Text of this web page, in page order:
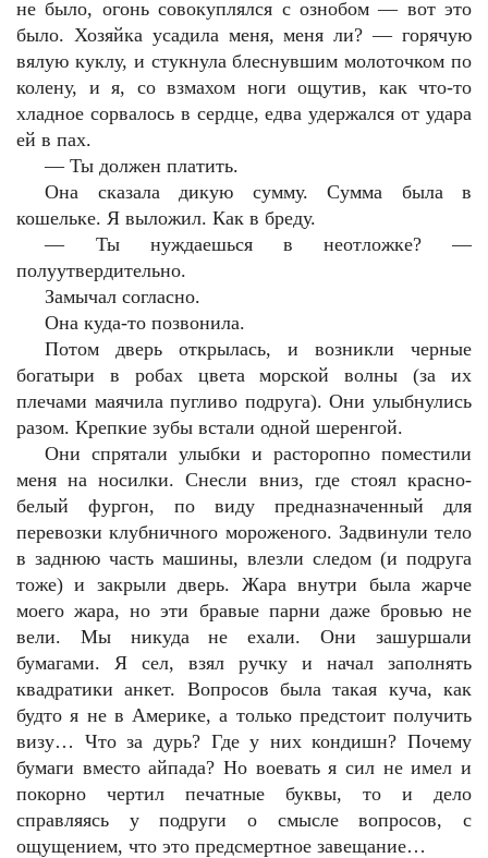
не было, огонь совокуплялся с ознобом — вот это
было. Хозяйка усадила меня, меня ли? — горячую
вялую куклу, и стукнула блеснувшим молоточком по
колену, и я, со взмахом ноги ощутив, как что-то
хладное сорвалось в сердце, едва удержался от удара
ей в пах.
— Ты должен платить.
Она сказала дикую сумму. Сумма была в
кошельке. Я выложил. Как в бреду.
— Ты нуждаешься в неотложке? —
полуутвердительно.
Замычал согласно.
Она куда-то позвонила.
Потом дверь открылась, и возникли черные
богатыри в робах цвета морской волны (за их
плечами маячила пугливо подруга). Они улыбнулись
разом. Крепкие зубы встали одной шеренгой.
Они спрятали улыбки и расторопно поместили
меня на носилки. Снесли вниз, где стоял красно-
белый фургон, по виду предназначенный для
перевозки клубничного мороженого. Задвинули тело
в заднюю часть машины, влезли следом (и подруга
тоже) и закрыли дверь. Жара внутри была жарче
моего жара, но эти бравые парни даже бровью не
вели. Мы никуда не ехали. Они зашуршали
бумагами. Я сел, взял ручку и начал заполнять
квадратики анкет. Вопросов была такая куча, как
будто я не в Америке, а только предстоит получить
визу… Что за дурь? Где у них кондишн? Почему
бумаги вместо айпада? Но воевать я сил не имел и
покорно чертил печатные буквы, то и дело
справляясь у подруги о смысле вопросов, с
ощущением, что это предсмертное завещание…